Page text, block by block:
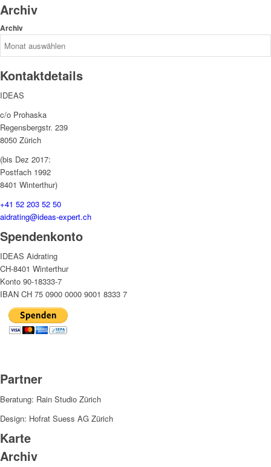
Archiv
Archiv
Kontaktdetails
IDEAS
c/o Prohaska
Regensbergstr. 239
8050 Zürich
(bis Dez 2017:
Postfach 1992
8401 Winterthur)
+41 52 203 52 50
aidrating@ideas-expert.ch
Spendenkonto
IDEAS Aidrating
CH-8401 Winterthur
Konto 90-18333-7
IBAN CH 75 0900 0000 9001 8333 7
Partner
Beratung: Rain Studio Zürich
Design: Hofrat Suess AG Zürich
Karte
Archiv